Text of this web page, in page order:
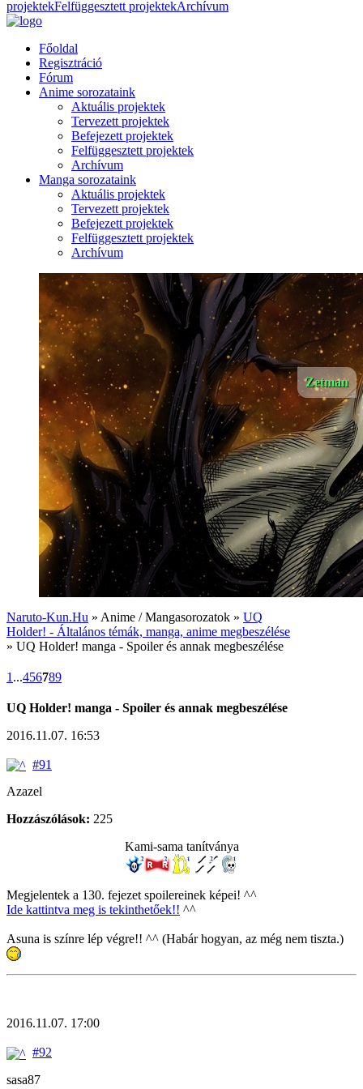
projektekFelfüggesztett projektekArchívum
Főoldal
Regisztráció
Fórum
Anime sorozataink
Aktuális projektek
Tervezett projektek
Befejezett projektek
Felfüggesztett projektek
Archívum
Manga sorozataink
Aktuális projektek
Tervezett projektek
Befejezett projektek
Felfüggesztett projektek
Archívum
Zetman
Naruto-Kun.Hu » Anime / Mangasorozatok » UQ
Holder! - Általános témák, manga, anime megbeszélése
» UQ Holder! manga - Spoiler és annak megbeszélése
1 ...456789
UQ Holder! manga - Spoiler és annak megbeszélése
2016.11.07. 16:53
#91
Azazel
Hozzászólások: 225
Kami-sama tanítványa
Megjelentek a 130. fejezet spoilereinek képei! ^^
Ide kattintva meg is tekinthetőek!! ^^
Asuna is színre lép végre!! ^^ (Habár hogyan, az még nem tiszta.)
2016.11.07. 17:00
#92
sasa87